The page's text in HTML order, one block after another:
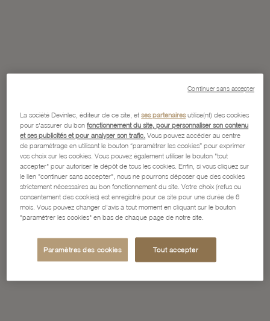
La société Devinlec, éditeur de ce site, etses partenairesutilise(nt) des cookies
pour s'assurer du bonfonctionnement du site, pour personnaliser son contenu
et ses publicités et pour analyser son trafic. Vous pouvez accéder au centre
de paramétrage en utilisant le bouton “paramétrer les cookies” pour exprimer
vos choix sur les cookies. Vous pouvez également utiliser le bouton "tout
accepter" pour autoriser le dépôt de tous les cookies. Enfin, si vous cliquez sur
le lien "continuer sans accepter", nous ne pourrons déposer que des cookies
strictement nécessaires au bon fonctionnement du site. Votre choix (refus ou
consentement des cookies) est enregistré pour ce site pour une durée de 6
mois. Vous pouvez changer d'avis à tout moment en cliquant sur le bouton
"paramétrer les cookies" en bas de chaque page de notre site.
Paramètres des cookies Tout accepter
Continuer sans accepter